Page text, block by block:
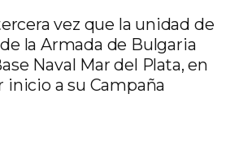
vez que la unidad de
la Armada de Bulgaria
Naval Mar del Plata, en
inicio a su Campaña